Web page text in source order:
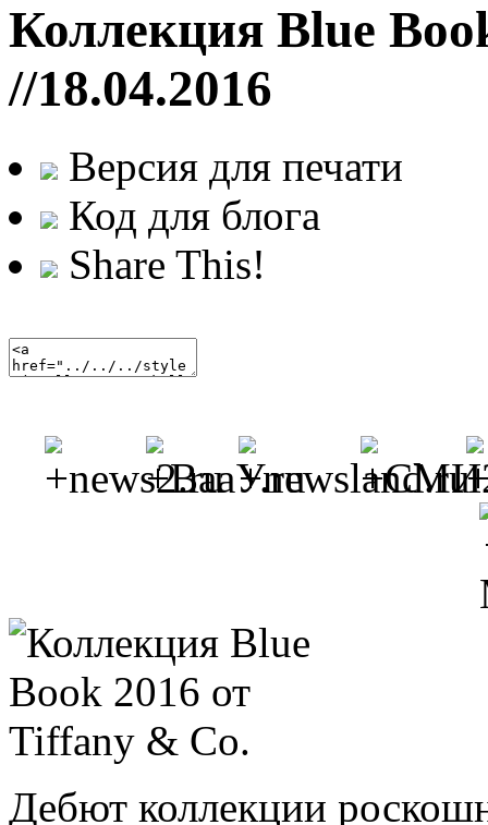
Коллекция Blue
//18.04.2016
Версия для печати
Код для блога
Share This!
Дебют коллекции